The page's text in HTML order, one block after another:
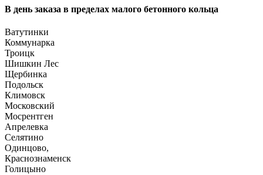
В день заказа в пределах малого бетонного кольца
Ватутинки
Коммунарка
Троицк
Шишкин Лес
Щербинка
Подольск
Климовск
Московский
Мосрентген
Апрелевка
Селятино
Одинцово,
Краснознаменск
Голицыно